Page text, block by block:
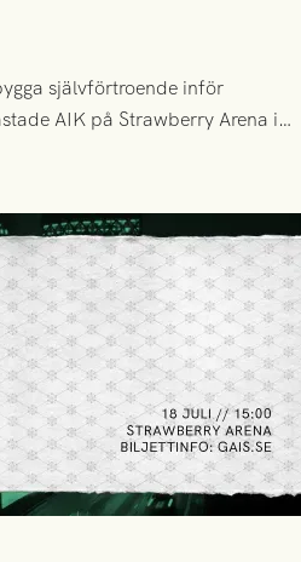
självförtroende inför
AIK på Strawberry Arena i
hotande i första halvlek av